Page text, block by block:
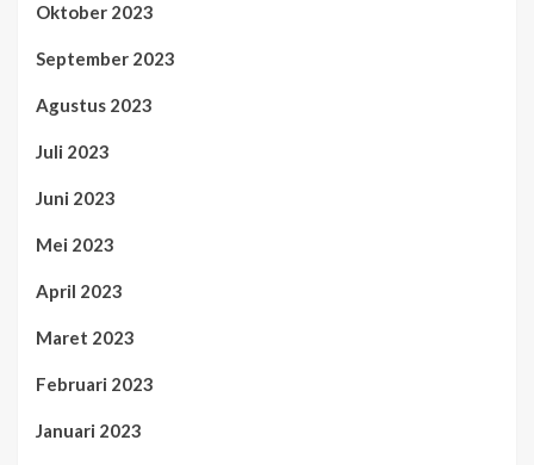
Oktober 2023
September 2023
Agustus 2023
Juli 2023
Juni 2023
Mei 2023
April 2023
Maret 2023
Februari 2023
Januari 2023